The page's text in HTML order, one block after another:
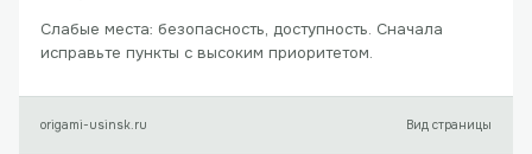
Слабые места: безопасность, доступность. Сначала
исправьте пункты с высоким приоритетом.
origami-usinsk.ru Вид страницы